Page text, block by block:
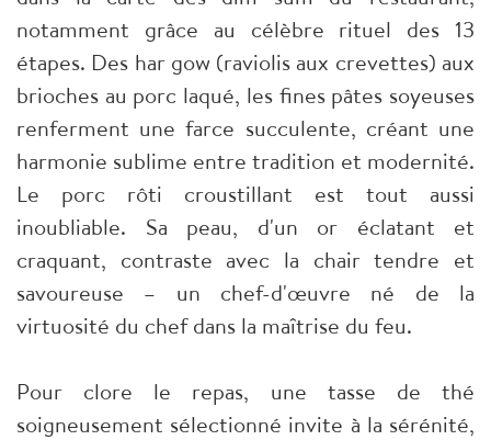
notamment grâce au célèbre rituel des 13
étapes. Des har gow (raviolis aux crevettes) aux
brioches au porc laqué, les fines pâtes soyeuses
renferment une farce succulente, créant une
harmonie sublime entre tradition et modernité.
Le porc rôti croustillant est tout aussi
inoubliable. Sa peau, d'un or éclatant et
craquant, contraste avec la chair tendre et
savoureuse – un chef-d'œuvre né de la
virtuosité du chef dans la maîtrise du feu.
Pour clore le repas, une tasse de thé
soigneusement sélectionné invite à la sérénité,